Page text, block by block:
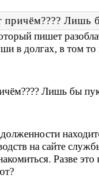
причём???? Лишь
пишет
в долгах, в том то
Лишь бы
на сайте
Разве